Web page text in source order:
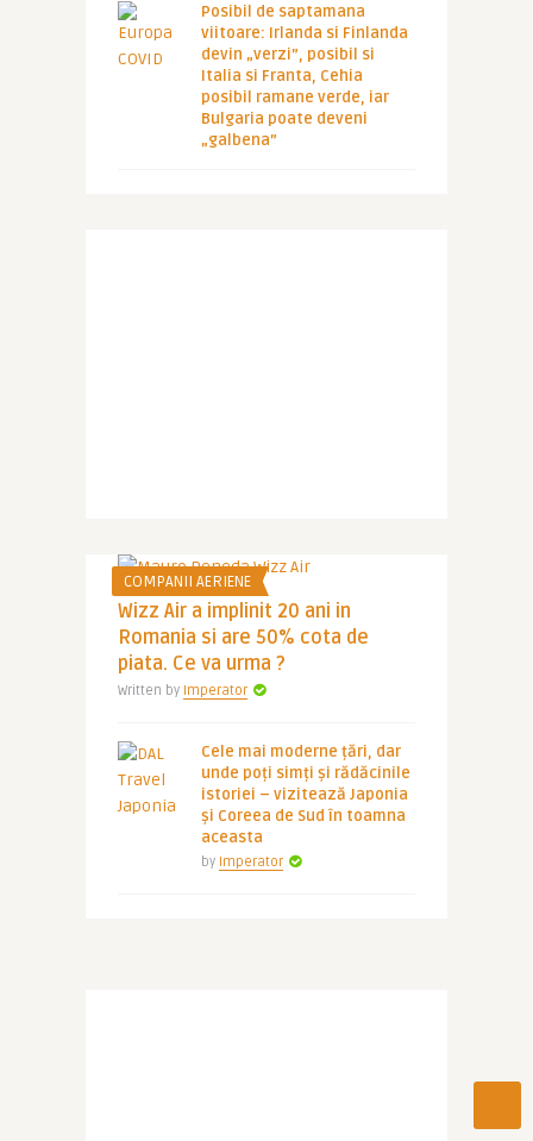
Posibil de saptamana
viitoare: Irlanda si Finlanda
devin „verzi”, posibil si
Italia si Franta, Cehia
posibil ramane verde, iar
Bulgaria poate deveni
„galbena”
COMPANII AERIENE
Wizz Air a implinit 20 ani in
Romania si are 50% cota de
piata. Ce va urma ?
Written by Imperator
Cele mai moderne țări, dar
unde poți simți și rădăcinile
istoriei – vizitează Japonia
și Coreea de Sud în toamna
aceasta
by Imperator